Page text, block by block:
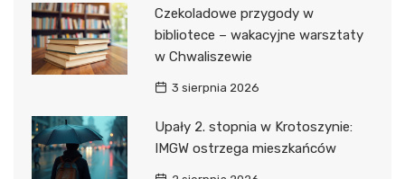
Czekoladowe przygody w
bibliotece – wakacyjne warsztaty
w Chwaliszewie
3 sierpnia 2026
Upały 2. stopnia w Krotoszynie:
IMGW ostrzega mieszkańców